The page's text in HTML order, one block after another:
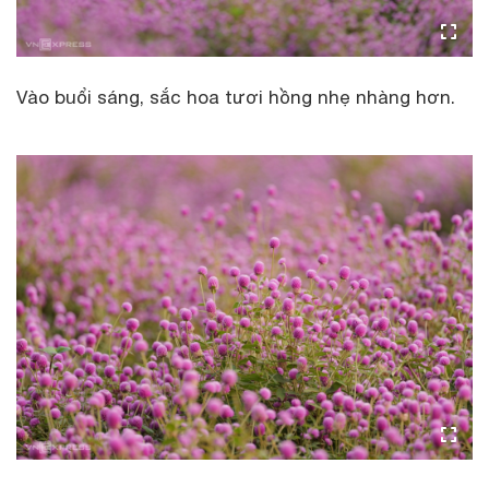
Vào buổi sáng, sắc hoa tươi hồng nhẹ nhàng hơn.